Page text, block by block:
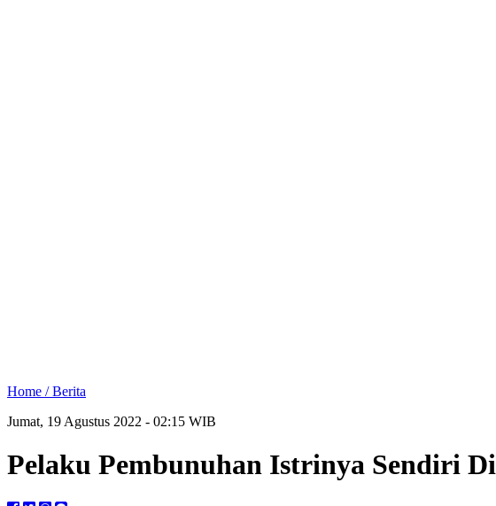
Home /Berita
Jumat, 19 Agustus 2022 - 02:15 WIB
Pelaku Pembunuhan Istrinya Sendiri